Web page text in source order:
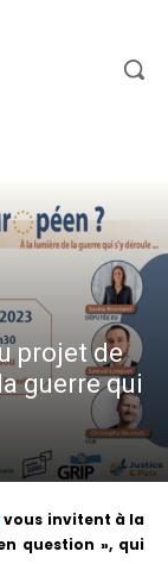
projet de
guerre qui
vous invitent à la
question », qui